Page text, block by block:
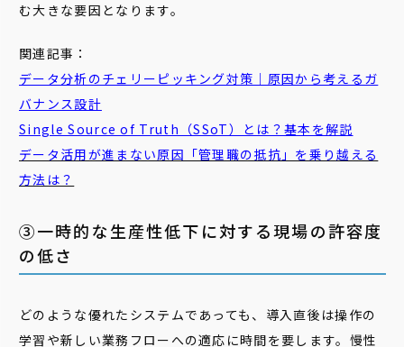
む大きな要因となります。
関連記事：
データ分析のチェリーピッキング対策｜原因から考えるガ
バナンス設計
Single Source of Truth（SSoT）とは？基本を解説
データ活用が進まない原因「管理職の抵抗」を乗り越える
方法は？
③一時的な生産性低下に対する現場の許容度
の低さ
どのような優れたシステムであっても、導入直後は操作の
学習や新しい業務フローへの適応に時間を要します。慢性